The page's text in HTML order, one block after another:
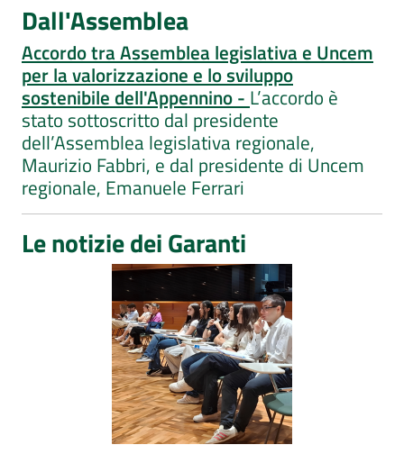
Dall'Assemblea
Accordo tra Assemblea legislativa e Uncem
per la valorizzazione e lo sviluppo
sostenibile dell'Appennino - L’accordo è
stato sottoscritto dal presidente
dell’Assemblea legislativa regionale,
Maurizio Fabbri, e dal presidente di Uncem
regionale, Emanuele Ferrari
Le notizie dei Garanti